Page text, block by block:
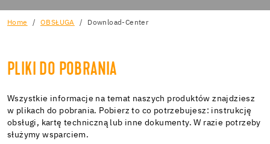
Home OBSŁUGA Download-Center
PLIKI DO POBRANIA
Wszystkie informacje na temat naszych produktów znajdziesz
w plikach do pobrania. Pobierz to co potrzebujesz: instrukcję
obsługi, kartę techniczną lub inne dokumenty. W razie potrzeby
służymy wsparciem.